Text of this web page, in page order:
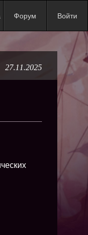
Форум Войти
27.11.2025